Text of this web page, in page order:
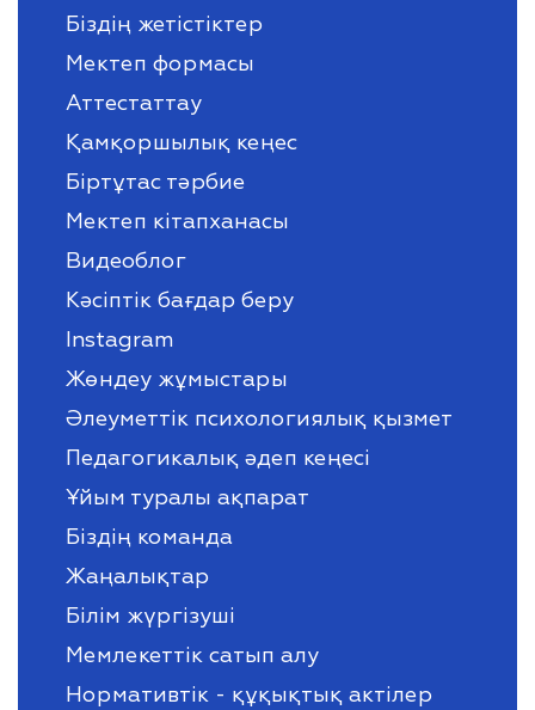
Біздің жетістіктер
Мектеп формасы
Аттестаттау
Қамқоршылық кеңес
Біртұтас тәрбие
Мектеп кітапханасы
Видеоблог
Кәсіптік бағдар беру
Instagram
Жөндеу жұмыстары
Әлеуметтік психологиялық қызмет
Педагогикалық әдеп кеңесі
Ұйым туралы ақпарат
Біздің команда
Жаңалықтар
Білім жүргізуші
Мемлекеттік сатып алу
Нормативтік - құқықтық актілер